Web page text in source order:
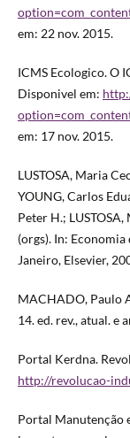
em: 22 nov. 2015.
ICMS Ecologico. O
Disponivel em:
em: 17 nov. 2015.
LUSTOSA, Maria
YOUNG, Carlos
Peter H.;
(orgs). In:
Janeiro, Elsevier,
MACHADO, Paulo
14. ed. rev., atual. e
Portal Kerdna.
http://revolucao-
Portal Manutenção